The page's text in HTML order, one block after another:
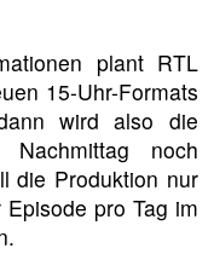
plant RTL
15-Uhr-Formats
wird also die
Nachmittag noch
die Produktion nur
pro Tag im